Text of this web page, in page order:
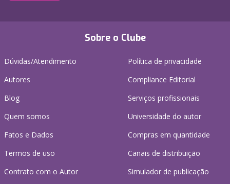
Sobre o Clube
Dúvidas/Atendimento
Autores
Blog
Quem somos
Fatos e Dados
Termos de uso
Contrato com o Autor
Política de privacidade
Compliance Editorial
Serviços profissionais
Universidade do autor
Compras em quantidade
Canais de distribuição
Simulador de publicação